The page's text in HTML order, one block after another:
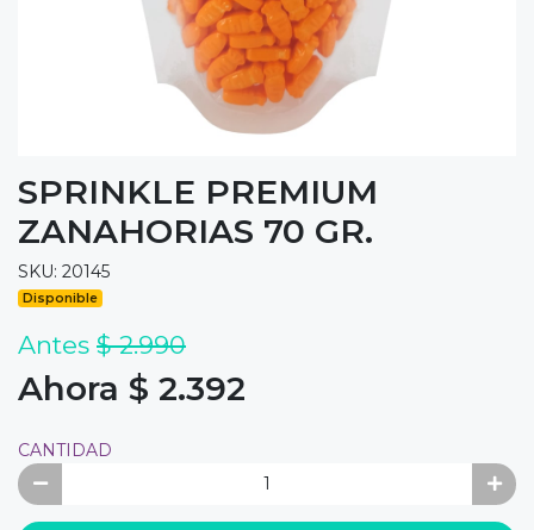
SPRINKLE PREMIUM
ZANAHORIAS 70 GR.
SKU: 20145
Disponible
Antes $ 2.990
Ahora $ 2.392
CANTIDAD